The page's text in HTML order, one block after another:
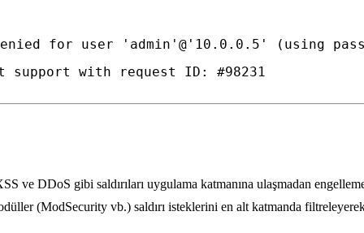
for user 'admin'@'10.0.0.5' (using
with request ID: #98231
ve DDoS gibi saldırıları uygulama katmanına ulaşmadan
(ModSecurity vb.) saldırı isteklerini en alt katmanda